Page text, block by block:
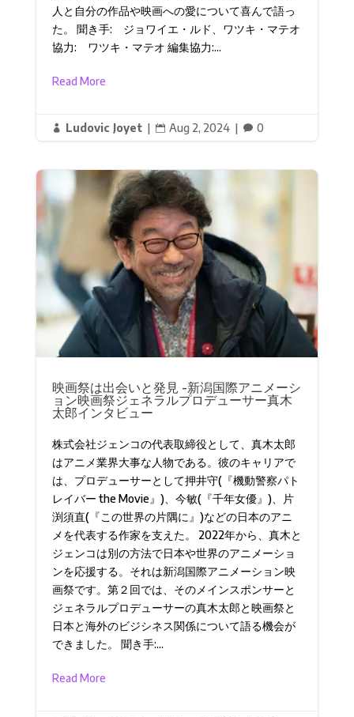
人と自分の作品や映画への愛について喜んで語っ
た。 聞き手: ジョワイエ・ルド、ワツキ・マテオ
協力: ワツキ・マテオ 編集協力:...
Read More
 Ludovic Joyet |  Aug 2, 2024 |  0
映画祭は出会いと発見 -新潟国際アニメーシ
ョン映画祭ジェネラルプロデューサー真木
太郎インタビュー
株式会社ジェンコの代表取締役として、真木太郎
はアニメ業界大事な人物である。彼のキャリアで
は、プロデューサーとして押井守(『機動警察パト
レイバー the Movie』)、今敏(『千年女優』)、片
渕須直(『この世界の片隅に』)などの日本のアニ
メを代表する作家を支えた。 2022年から、真木と
ジェンコは別の方法で日本や世界のアニメーショ
ンを応援する。それは新潟国際アニメーション映
画祭です。第２回では、そのメインスポンサーと
ジェネラルプロデューサーの真木太郎と映画祭と
日本と海外のビジシネス関係について語る機会が
できました。 聞き手:...
Read More